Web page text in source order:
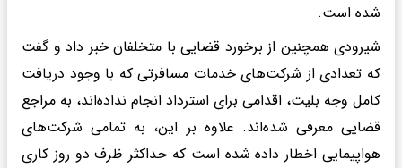
شده است.
شیرودی همچنین از برخورد قضایی با متخلفان خبر داد و گفت
که تعدادی از شرکت‌های خدمات مسافرتی که با وجود دریافت
کامل وجه بلیت، اقدامی برای استرداد انجام نداده‌اند، به مراجع
قضایی معرفی شده‌اند. علاوه بر این، به تمامی شرکت‌های
هواپیمایی اخطار داده شده است که حداکثر ظرف دو روز کاری